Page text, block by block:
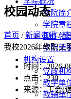
学院简
学院章
现任领
学院荣
机构设置
党政机
教学单
教辅单
校园动态
首页 /新闻资讯/
我校2026年教职工
时间：2026-
点击：230
来源：工会(